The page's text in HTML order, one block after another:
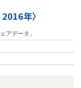
年〉
アデータ」